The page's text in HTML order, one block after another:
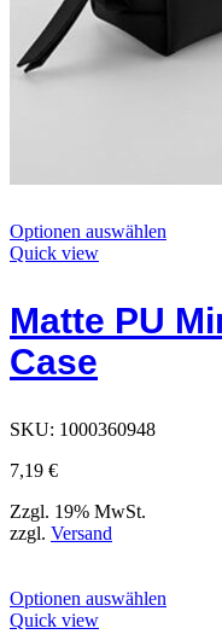
Optionen auswählen
die
auf
Quick view
Matte PU
Case
SKU: 1000360948
7,19 €
Zzgl. 19% MwSt.
zzgl. Versand
Optionen auswählen
Quick view